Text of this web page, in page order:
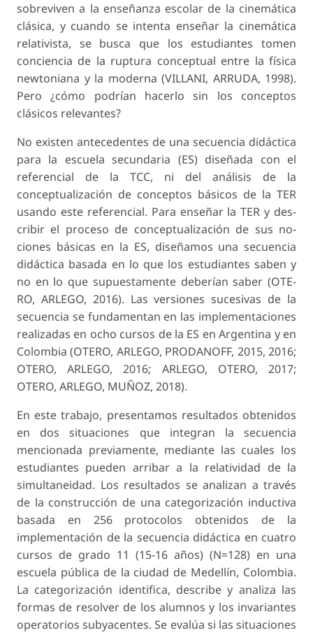
sobreviven a la enseñanza escolar de la ci­nemática
clásica, y cuando se intenta enseñar la cinemática
relativista, se busca que los estudiantes tomen
conciencia de la ruptura conceptual entre la física
newtoniana y la moderna (VILLANI, ARRUDA, 1998).
Pero ¿cómo podrían hacerlo sin los conceptos
clásicos relevantes?
No existen antecedentes de una secuencia di­dáctica
para la escuela secundaria (ES) diseñada con el
referencial de la TCC, ni del análisis de la
conceptualización de conceptos básicos de la TER
usando este referencial. Para enseñar la TER y des­
cribir el proceso de conceptualización de sus no­
ciones básicas en la ES, diseñamos una secuencia
didáctica basada en lo que los estudiantes saben y
no en lo que supuestamente deberían saber (OTE­
RO, ARLEGO, 2016). Las versiones sucesivas de la
secuencia se fundamentan en las implementaciones
realizadas en ocho cursos de la ES en Argentina y en
Colombia (OTERO, ARLEGO, PRODANOFF, 2015, 2016;
OTERO, ARLEGO, 2016; ARLEGO, OTERO, 2017;
OTERO, ARLEGO, MUÑOZ, 2018).
En este trabajo, presentamos resultados obteni­dos
en dos situaciones que integran la secuencia
mencionada previamente, mediante las cuales los
estudiantes pueden arribar a la relatividad de la
simultaneidad. Los resultados se analizan a través
de la construcción de una categorización inductiva
basada en 256 protocolos obtenidos de la
implemen­tación de la secuencia didáctica en cuatro
cursos de grado 11 (15-16 años) (N=128) en una
escuela pública de la ciudad de Medellín, Colombia.
La categorización identifica, describe y analiza las
formas de resolver de los alumnos y los invariantes
operatorios subyacentes. Se evalúa si las situaciones